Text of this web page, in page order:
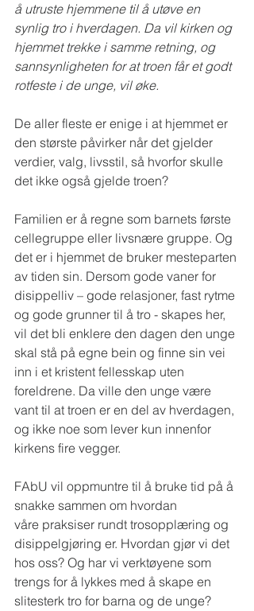
å utruste hjemmene til å utøve en
synlig tro i hverdagen. Da vil kirken og
hjemmet trekke i samme retning, og
sannsynligheten for at troen får et godt
rotfeste i de unge, vil øke.
De aller fleste er enige i at hjemmet er
den største påvirker når det gjelder
verdier, valg, livsstil, så hvorfor skulle
det ikke også gjelde troen?
Familien er å regne som barnets første
cellegruppe eller livsnære gruppe. Og
det er i hjemmet de bruker mesteparten
av tiden sin. Dersom gode vaner for
disippelliv – gode relasjoner, fast rytme
og gode grunner til å tro - skapes her,
vil det bli enklere den dagen den unge
skal stå på egne bein og finne sin vei
inn i et kristent fellesskap uten
foreldrene. Da ville den unge være
vant til at troen er en del av hverdagen,
og ikke noe som lever kun innenfor
kirkens fire vegger.
FAbU vil oppmuntre til å bruke tid på å
snakke sammen om hvordan
våre praksiser rundt trosopplæring og
disippelgjøring er. Hvordan gjør vi det
hos oss? Og har vi verktøyene som
trengs for å lykkes med å skape en
slitesterk tro for barna og de unge?